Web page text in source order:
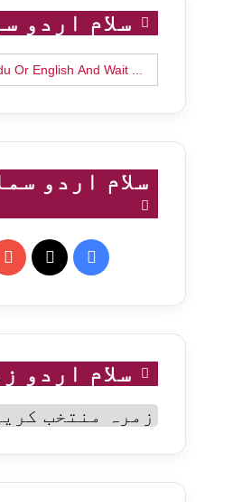
سلام اردو
Search
for:
سلام اردو
Facebook
سلام اردو
سلام
اردو
زمرہ